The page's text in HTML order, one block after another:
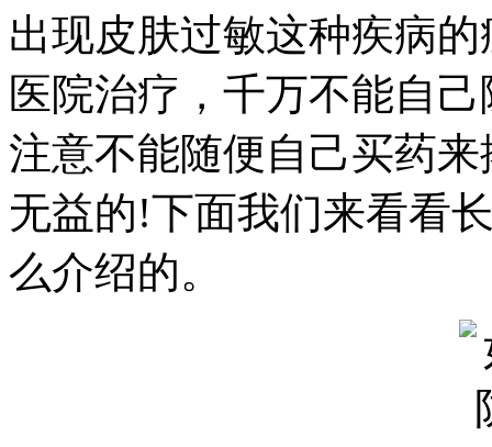
出现皮肤过敏这种疾病
医院治疗，千万不能自
注意不能随便自己买药
无益的!下面我们来看看
么介绍的。